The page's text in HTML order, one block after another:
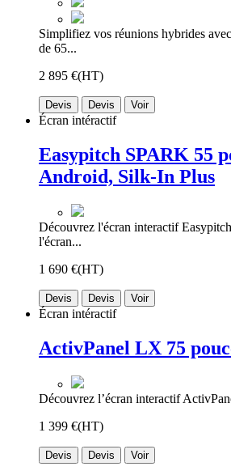
Simplifiez vos réunions hybrides
de 65...
2 895 €(HT)
Devis Devis Voir
Écran intéractif
Easypitch SPARK 55
Android, Silk-In Plus
Découvrez l'écran interactif
l'écran...
1 690 €(HT)
Devis Devis Voir
Écran intéractif
ActivPanel LX 75
Découvrez l’écran interactif
1 399 €(HT)
Devis Devis Voir